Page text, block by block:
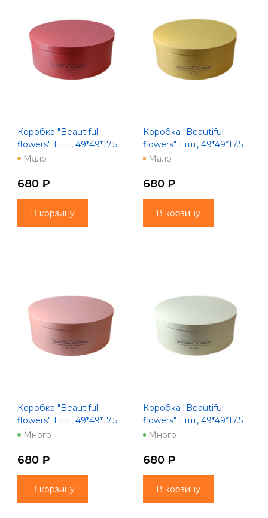
Коробка "Beautiful
flowers" 1 шт, 49*49*17.5
бордовый
Мало
680 ₽
В корзину
Коробка "Beautiful
flowers" 1 шт, 49*49*17.5
золото
Мало
680 ₽
В корзину
Коробка "Beautiful
flowers" 1 шт, 49*49*17.5
розовый
Много
680 ₽
В корзину
Коробка "Beautiful
flowers" 1 шт, 49*49*17.5
шампань
Много
680 ₽
В корзину